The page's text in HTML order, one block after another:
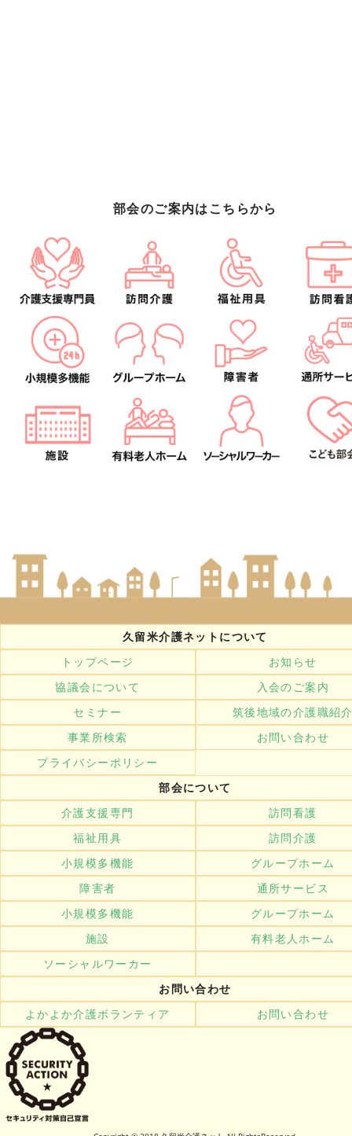
部会のご案内はこちらから
久留米介護ネットについて
トップページ
お知らせ
協議会について
入会のご案内
セミナー
筑後地域の介護職紹
事業所検索
お問い合わせ
プライバシーポリシー
部会について
介護支援専門
訪問看護
福祉用具
訪問介護
小規模多機能
グループホーム
障害者
通所サービス
小規模多機能
グループホーム
施設
有料老人ホーム
ソーシャルワーカー
お問い合わせ
よかよか介護ボランティア
お問い合わせ